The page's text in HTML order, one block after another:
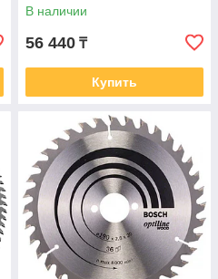
В наличии
56 440 ₸
Купить